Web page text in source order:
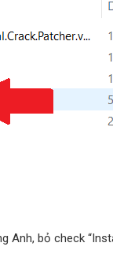
Anh, bỏ check